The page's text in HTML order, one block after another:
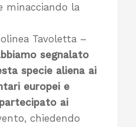
minacciando la
Tavoletta –
segnalato
specie aliena ai
europei e
ai
chiedendo